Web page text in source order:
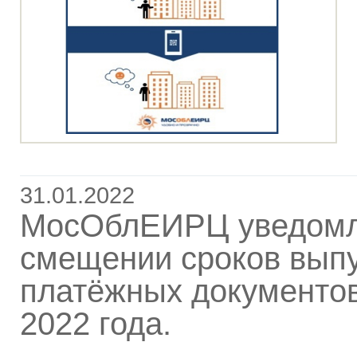
31.01.2022
МосОблЕИРЦ
смещении сроков
платёжных
2022 года.